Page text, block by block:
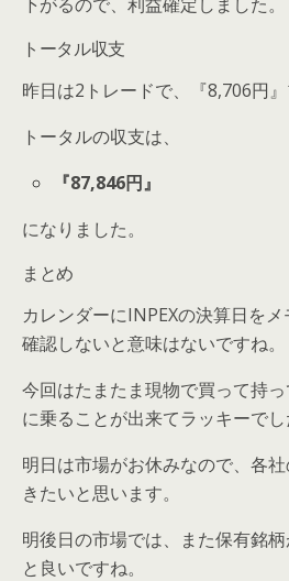
トータル収支
昨日は2トレードで、『8,706円』
トータルの収支は、
『87,846円』
になりました。
まとめ
カレンダーにINPEXの決算日をメ
確認しないと意味はないですね。
今回はたまたま現物で買って持
に乗ることが出来てラッキーで
明日は市場がお休みなので、各
きたいと思います。
明後日の市場では、また保有銘
と良いですね。